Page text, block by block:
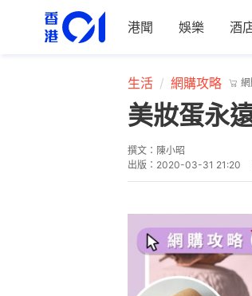
港聞 娛樂 酒
生活 網購攻略
美妝蛋永
撰文： 陳小昭
出版： 2020-03-31 21:20